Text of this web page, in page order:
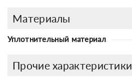
Материалы
Уплотнительный материал
Прочие характеристики